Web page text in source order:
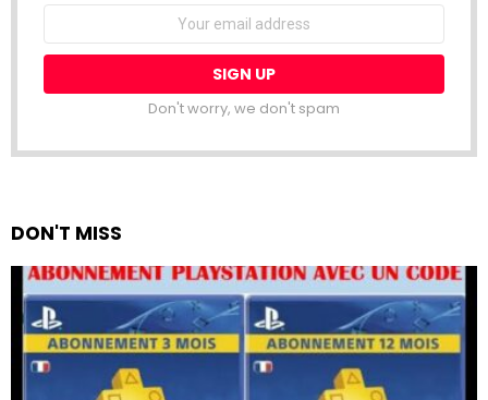
Email
Don't worry, we don't spam
DON'T MISS